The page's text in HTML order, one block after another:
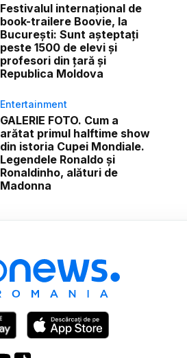
Festivalul internațional de
book-trailere Boovie, la
București: Sunt așteptați
peste 1500 de elevi și
profesori din țară și
Republica Moldova
Entertainment
GALERIE FOTO. Cum a
arătat primul halftime show
din istoria Cupei Mondiale.
Legendele Ronaldo și
Ronaldinho, alături de
Madonna